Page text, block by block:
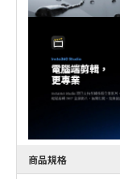
商品規格